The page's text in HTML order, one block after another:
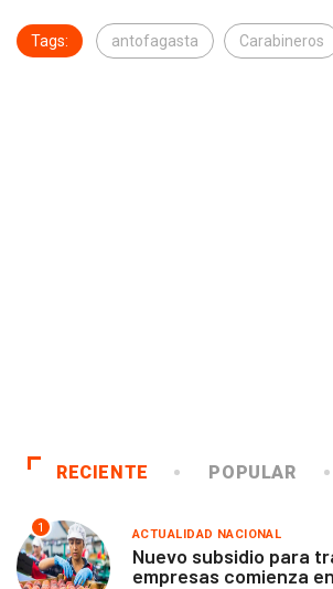
Tags: antofagasta Carabineros
RECIENTE POPULAR
1 ACTUALIDAD NACIONAL
Nuevo subsidio para
empresas comienza